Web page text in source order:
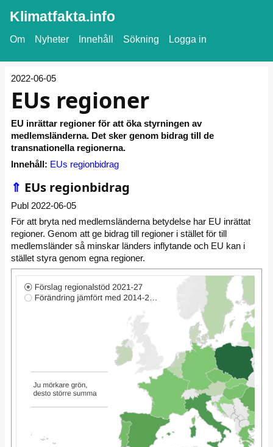
Klimatfakta.info
Om Nyheter Innehåll Sökning Logga in
2022-06-05
EUs regioner
EU inrättar regioner för att öka styrningen av
medlemsländerna. Det sker genom bidrag till de
transnationella regionerna.
Innehåll: EUs regionbidrag
⇑ EUs regionbidrag
Publ 2022-06-05
För att bryta ned medlemsländerna betydelse har EU inrättat
regioner. Genom att ge bidrag till regioner i stället för till
medlemsländer så minskar länders inflytande och EU kan i
stället styra genom egna regioner.